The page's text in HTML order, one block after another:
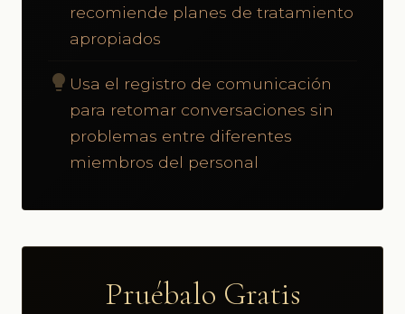
recomiende planes de tratamiento
apropiados
lightbulb Usa el registro de comunicación
para retomar conversaciones sin
problemas entre diferentes
miembros del personal
Pruébalo Gratis